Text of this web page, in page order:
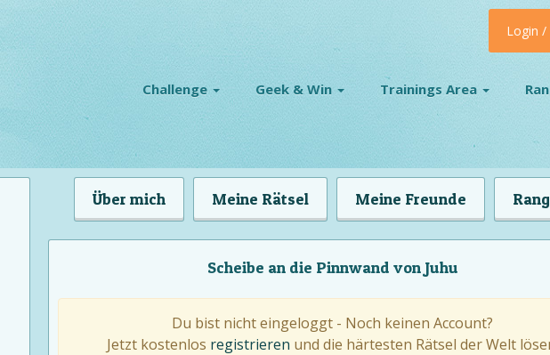
Challenge Geek & Win Trainings Area
Login /
Über mich Meine Rätsel Meine Freunde
Scheibe an die Pinnwand von Juhu
Du bist nicht eingeloggt - Noch keinen Account?
Jetzt kostenlos registrieren und die härtesten Rätsel der Welt